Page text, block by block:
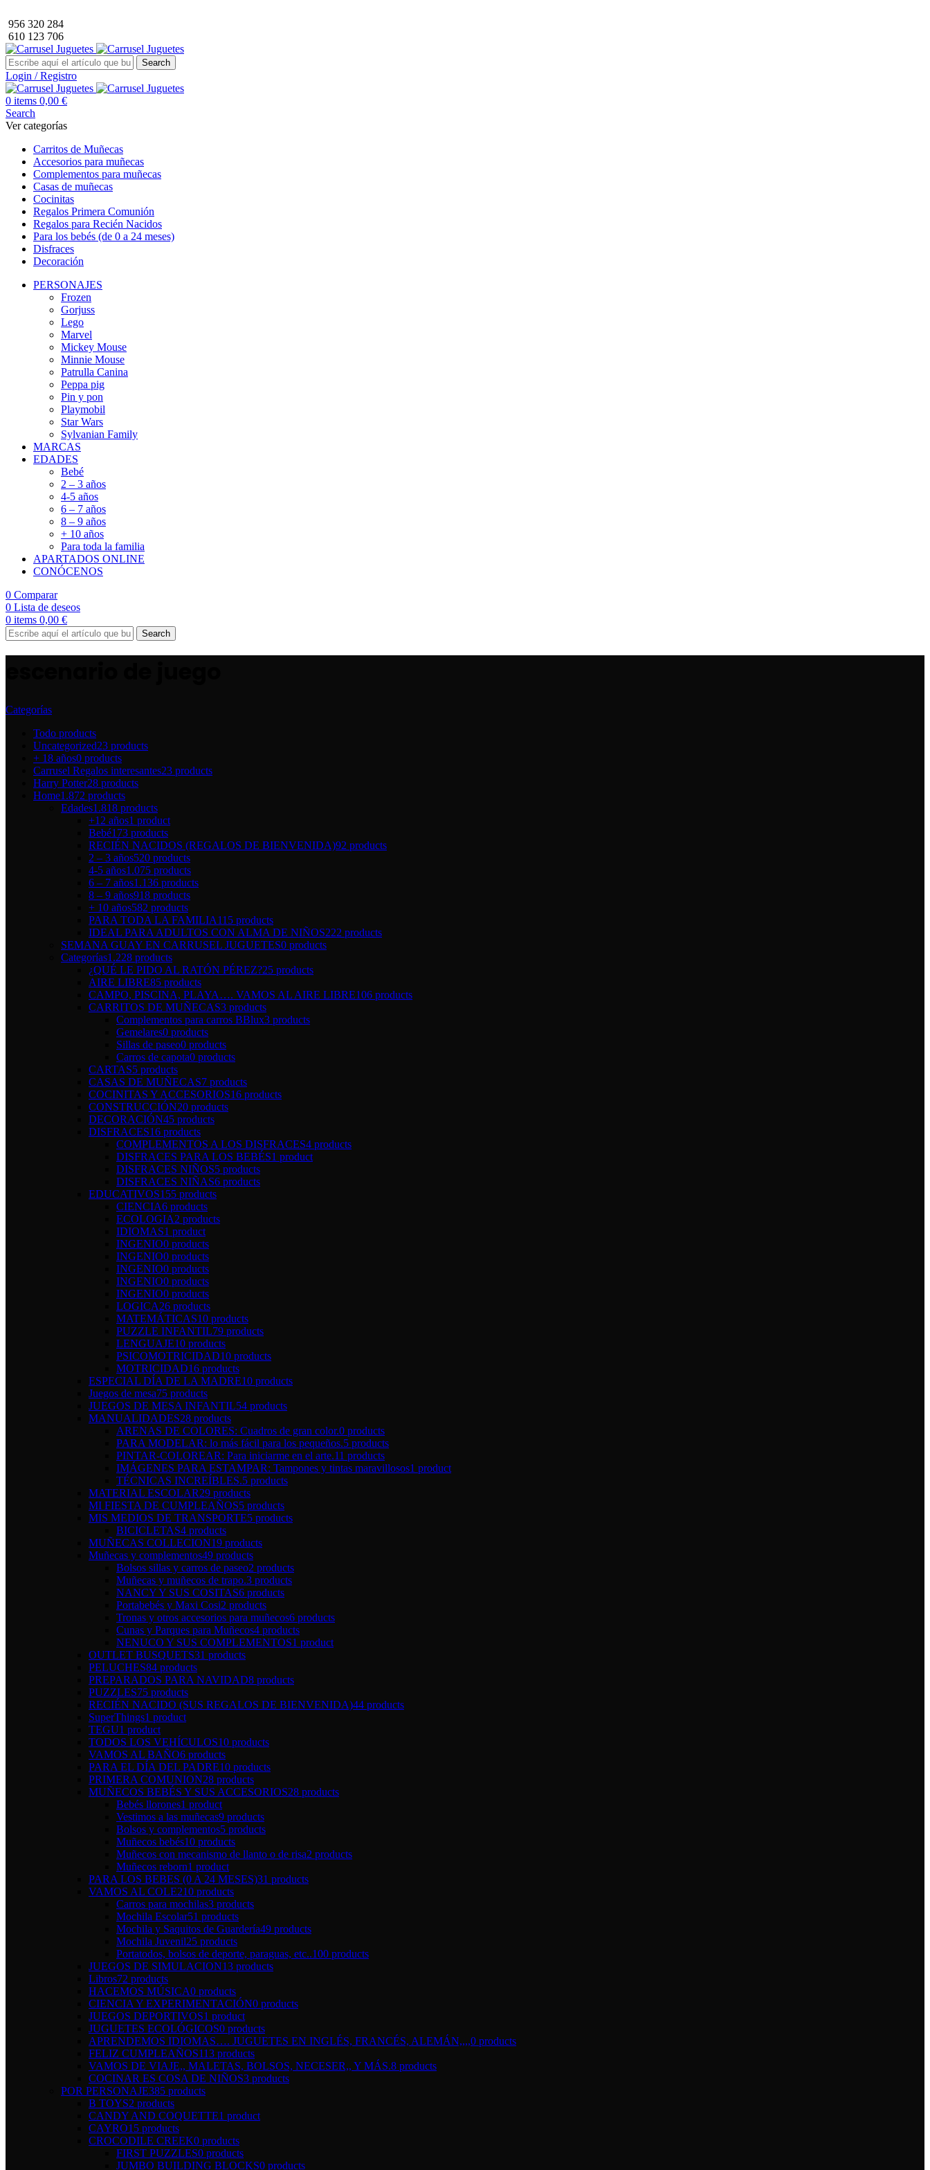
956 320 284
610 123 706
Search
Login / Registro
0 items 0,00 €
Search
Ver categorías
Carritos de Muñecas
Accesorios para muñecas
Complementos para muñecas
Casas de muñecas
Cocinitas
Regalos Primera Comunión
Regalos para Recién Nacidos
Para los bebés (de 0 a 24 meses)
Disfraces
Decoración
PERSONAJES
Frozen
Gorjuss
Lego
Marvel
Mickey Mouse
Minnie Mouse
Patrulla Canina
Peppa pig
Pin y pon
Playmobil
Star Wars
Sylvanian Family
MARCAS
EDADES
Bebé
2 – 3 años
4-5 años
6 – 7 años
8 – 9 años
+ 10 años
Para toda la familia
APARTADOS ONLINE
CONÓCENOS
0 Comparar
0 Lista de deseos
0 items 0,00 €
Search
Categorías
Todo products
Uncategorized23 products
+ 18 años0 products
Carrusel Regalos interesantes23 products
Harry Potter28 products
Home1.872 products
Edades1.818 products
+12 años1 product
Bebé173 products
RECIÉN NACIDOS (REGALOS DE BIENVENIDA)92 products
2 – 3 años520 products
4-5 años1.075 products
6 – 7 años1.136 products
8 – 9 años918 products
+ 10 años582 products
PARA TODA LA FAMILIA115 products
IDEAL PARA ADULTOS CON ALMA DE NIÑOS222 products
SEMANA GUAY EN CARRUSEL JUGUETES0 products
Categorías1.228 products
¿QUÉ LE PIDO AL RATÓN PÉREZ?25 products
AIRE LIBRE85 products
CAMPO, PISCINA, PLAYA…. VAMOS AL AIRE LIBRE106 products
CARRITOS DE MUÑECAS3 products
Complementos para carros BBlux3 products
Gemelares0 products
Sillas de paseo0 products
Carros de capota0 products
CARTAS5 products
CASAS DE MUÑECAS7 products
COCINITAS Y ACCESORIOS16 products
CONSTRUCCIÓN20 products
DECORACIÓN45 products
DISFRACES16 products
COMPLEMENTOS A LOS DISFRACES4 products
DISFRACES PARA LOS BEBÉS1 product
DISFRACES NIÑOS5 products
DISFRACES NIÑAS6 products
EDUCATIVOS155 products
CIENCIA6 products
ECOLOGIA2 products
IDIOMAS1 product
INGENIO0 products
INGENIO0 products
INGENIO0 products
INGENIO0 products
INGENIO0 products
LOGICA26 products
MATEMÁTICAS10 products
PUZZLE INFANTIL79 products
LENGUAJE10 products
PSICOMOTRICIDAD10 products
MOTRICIDAD16 products
ESPECIAL DÍA DE LA MADRE10 products
Juegos de mesa75 products
JUEGOS DE MESA INFANTIL54 products
MANUALIDADES28 products
ARENAS DE COLORES: Cuadros de gran color.0 products
PARA MODELAR: lo más fácil para los pequeños.5 products
PINTAR-COLOREAR: Para iniciarme en el arte.11 products
IMÁGENES PARA ESTAMPAR: Tampones y tintas maravillosos1 product
TÉCNICAS INCREÍBLES.5 products
MATERIAL ESCOLAR29 products
MI FIESTA DE CUMPLEAÑOS5 products
MIS MEDIOS DE TRANSPORTE5 products
BICICLETAS4 products
MUÑECAS COLLECION19 products
Muñecas y complementos49 products
Bolsos sillas y carros de paseo2 products
Muñecas y muñecos de trapo.3 products
NANCY Y SUS COSITAS6 products
Portabebés y Maxi Cosi2 products
Tronas y otros accesorios para muñecos6 products
Cunas y Parques para Muñecos4 products
NENUCO Y SUS COMPLEMENTOS1 product
OUTLET BUSQUETS31 products
PELUCHES84 products
PREPARADOS PARA NAVIDAD8 products
PUZZLES75 products
RECIÉN NACIDO (SUS REGALOS DE BIENVENIDA)44 products
SuperThings1 product
TEGU1 product
TODOS LOS VEHÍCULOS10 products
VAMOS AL BAÑO6 products
PARA EL DÍA DEL PADRE10 products
PRIMERA COMUNION28 products
MUÑECOS BEBÉS Y SUS ACCESORIOS28 products
Bebés llorones1 product
Vestimos a las muñecas9 products
Bolsos y complementos5 products
Muñecos bebés10 products
Muñecos con mecanismo de llanto o de risa2 products
Muñecos reborn1 product
PARA LOS BEBES (0 A 24 MESES)31 products
VAMOS AL COLE210 products
Carros para mochilas3 products
Mochila Escolar51 products
Mochila y Saquitos de Guardería49 products
Mochila Juvenil25 products
Portatodos, bolsos de deporte, paraguas, etc..100 products
JUEGOS DE SIMULACION13 products
Libros72 products
HACEMOS MÚSICA0 products
CIENCIA Y EXPERIMENTACIÓN0 products
JUEGOS DEPORTIVOS1 product
JUGUETES ECOLÓGICOS0 products
APRENDEMOS IDIOMAS…. JUGUETES EN INGLÉS, FRANCÉS, ALEMÁN,,,,0 products
FELIZ CUMPLEAÑOS113 products
VAMOS DE VIAJE,, MALETAS, BOLSOS, NECESER,, Y MÁS.8 products
COCINAR ES COSA DE NIÑOS3 products
POR PERSONAJE385 products
B TOYS2 products
CANDY AND COQUETTE1 product
CAYRO15 products
CROCODILE CREEK0 products
FIRST PUZZLES0 products
JUMBO BUILDING BLOCKS0 products